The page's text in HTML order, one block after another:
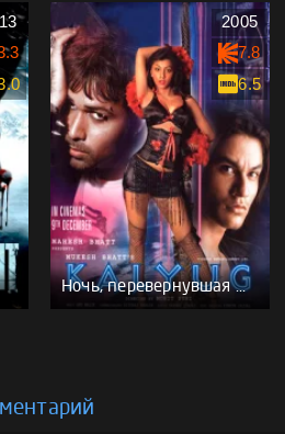
Ночь, перевернувшая жизнь
2005
7.8
6.5